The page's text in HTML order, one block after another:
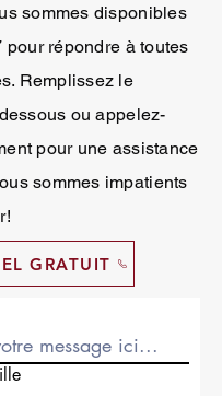
sommes disponibles
pour répondre à toutes
Remplissez le
ou appelez-
pour une assistance
sommes impatients
GRATUIT